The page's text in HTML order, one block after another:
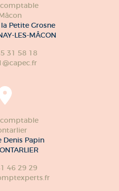
Petite Grosne
LES-MÂCON
31 58 18
Denis Papin
46 29 29